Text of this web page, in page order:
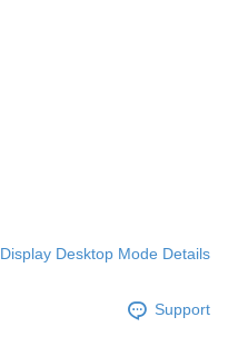
Display Desktop Mode Details
Support